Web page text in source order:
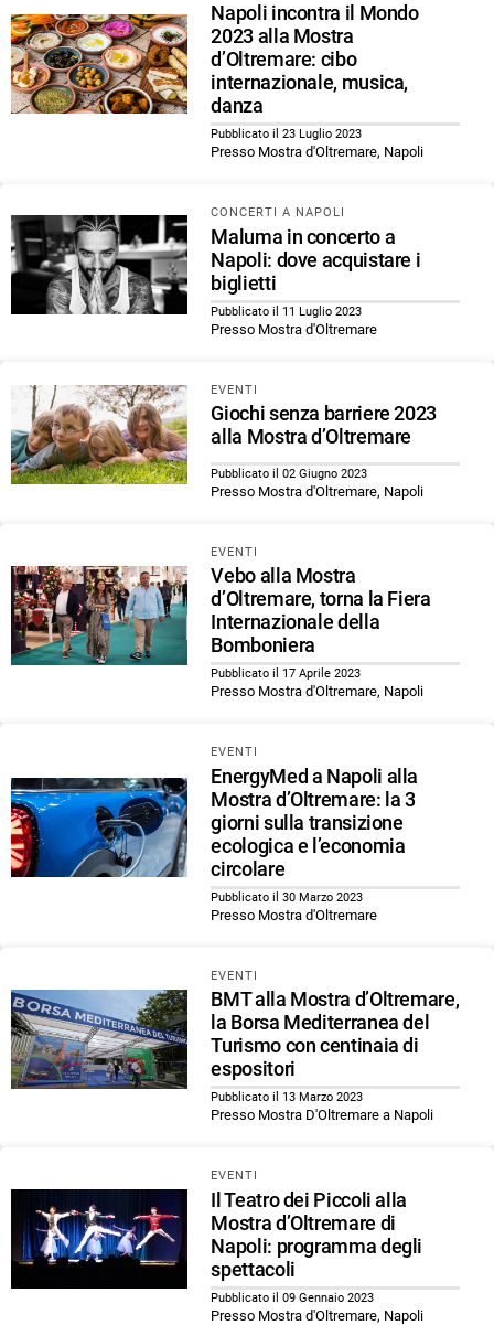
Napoli incontra il Mondo
2023 alla Mostra
d’Oltremare: cibo
internazionale, musica,
danza
Pubblicato il 23 Luglio 2023
Presso Mostra d'Oltremare, Napoli
CONCERTI A NAPOLI
Maluma in concerto a
Napoli: dove acquistare i
biglietti
Pubblicato il 11 Luglio 2023
Presso Mostra d'Oltremare
EVENTI
Giochi senza barriere 2023
alla Mostra d’Oltremare
Pubblicato il 02 Giugno 2023
Presso Mostra d'Oltremare, Napoli
EVENTI
Vebo alla Mostra
d’Oltremare, torna la Fiera
Internazionale della
Bomboniera
Pubblicato il 17 Aprile 2023
Presso Mostra d'Oltremare, Napoli
EVENTI
EnergyMed a Napoli alla
Mostra d’Oltremare: la 3
giorni sulla transizione
ecologica e l’economia
circolare
Pubblicato il 30 Marzo 2023
Presso Mostra d'Oltremare
EVENTI
BMT alla Mostra d’Oltremare,
la Borsa Mediterranea del
Turismo con centinaia di
espositori
Pubblicato il 13 Marzo 2023
Presso Mostra D'Oltremare a Napoli
EVENTI
Il Teatro dei Piccoli alla
Mostra d’Oltremare di
Napoli: programma degli
spettacoli
Pubblicato il 09 Gennaio 2023
Presso Mostra d'Oltremare, Napoli